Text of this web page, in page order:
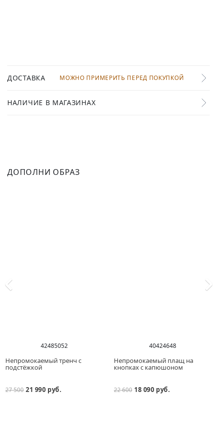
ДОСТАВКА МОЖНО ПРИМЕРИТЬ ПЕРЕД ПОКУПКОЙ
НАЛИЧИЕ В МАГАЗИНАХ
ДОПОЛНИ ОБРАЗ
42485052
Непромокаемый тренч с
подстёжкой
27 500 21 990 руб.
40424648
Непромокаемый плащ на
кнопках с капюшоном
22 600 18 090 руб.